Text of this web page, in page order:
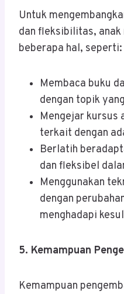
Untuk
dan fleksibilitas,
beberapa hal, seperti:
Membaca buku
dengan topik
Mengejar kursus
terkait dengan
Berlatih
dan fleksibel
Menggunakan
dengan
menghadapi
5. Kemampuan
Kemampuan